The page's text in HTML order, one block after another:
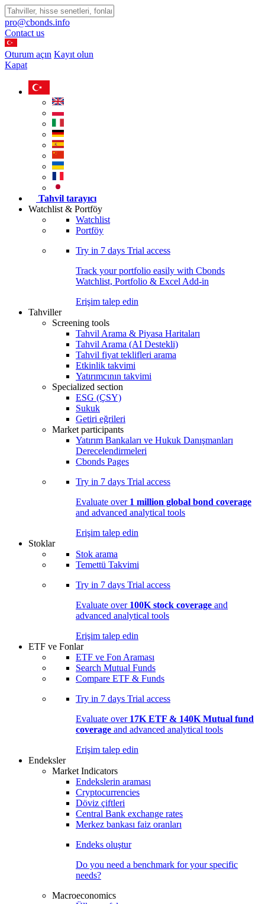
pro@cbonds.info
Contact us
Oturum açın Kayıt olun
Kapat
Tahvil tarayıcı
Watchlist & Portföy
Watchlist
Portföy
Try in 7 days Trial access
Track your portfolio easily with Cbonds
Watchlist, Portfolio & Excel Add-in
Erişim talep edin
Tahviller
Screening tools
Tahvil Arama & Piyasa Haritaları
Tahvil Arama (AI Destekli)
Tahvil fiyat teklifleri arama
Etkinlik takvimi
Yatırımcının takvimi
Specialized section
ESG (ÇSY)
Sukuk
Getiri eğrileri
Market participants
Yatırım Bankaları ve Hukuk Danışmanları
Derecelendirmeleri
Cbonds Pages
Try in 7 days Trial access
Evaluate over 1 million global bond coverage
and advanced analytical tools
Erişim talep edin
Stoklar
Stok arama
Temettü Takvimi
Try in 7 days Trial access
Evaluate over 100K stock coverage and
advanced analytical tools
Erişim talep edin
ETF ve Fonlar
ETF ve Fon Araması
Search Mutual Funds
Compare ETF & Funds
Try in 7 days Trial access
Evaluate over 17K ETF & 140K Mutual fund
coverage and advanced analytical tools
Erişim talep edin
Endeksler
Market Indicators
Endekslerin araması
Cryptocurrencies
Döviz çiftleri
Central Bank exchange rates
Merkez bankası faiz oranları
Endeks oluştur
Do you need a benchmark for your specific
needs?
Macroeconomics